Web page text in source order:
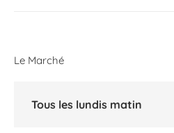
Le Marché
Tous les lundis matin